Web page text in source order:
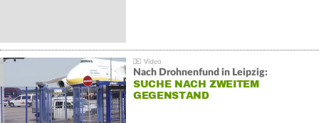
Nach Drohnenfund in Leipzig:
SUCHE NACH ZWEITEM
GEGENSTAND